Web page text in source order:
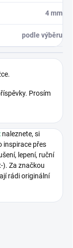
4 mm
podle výběru
Prosím
naleznete, si
inspirace přes
lepení, ruční
:-). Za značkou
rádi originální